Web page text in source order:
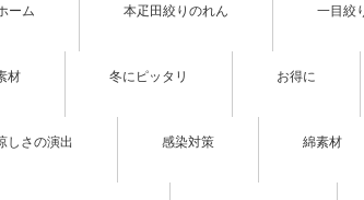
ーム 本疋田絞りのれん 一目絞
材 冬にピッタリ お得に
しさの演出 感染対策 綿素材